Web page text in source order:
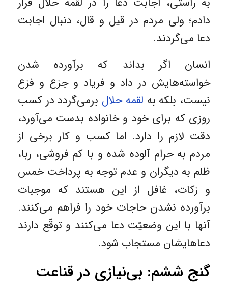
دادم؛ ولی مردم در قیل و قال، دنبال اجابت
دعا می‌گردند.
انسان اگر بداند که برآورده شدن
خواسته‌هایش در داد و فریاد و جزع و فزع
نیست، بلکه به لقمه حلال برمی‌گردد در کسب
روزی که برای خود و خانواده بدست می‌آورد،
دقت لازم را دارد. اما کسب و کار برخی از
مردم به حرام آلوده شده و با کم فروشی، ربا،
ظلم به دیگران و عدم توجه به پرداخت خمس
و زکات، غافل از این هستند که موجبات
برآورده نشدن حاجات خود را فراهم می‌کنند.
آنها با این وضعیّت دعا مى‌کنند و توقّع دارند
دعاهایشان مستجاب شود.
گنج ششم: بی‌نیازی در قناعت